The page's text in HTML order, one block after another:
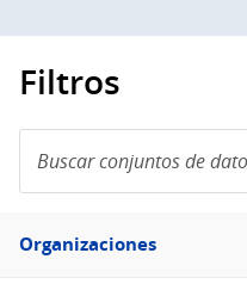
Filtros
conjuntos
de
Filtro
Organizaciones
Organizaciones